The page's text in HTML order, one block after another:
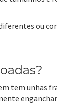
ou
tem unhas